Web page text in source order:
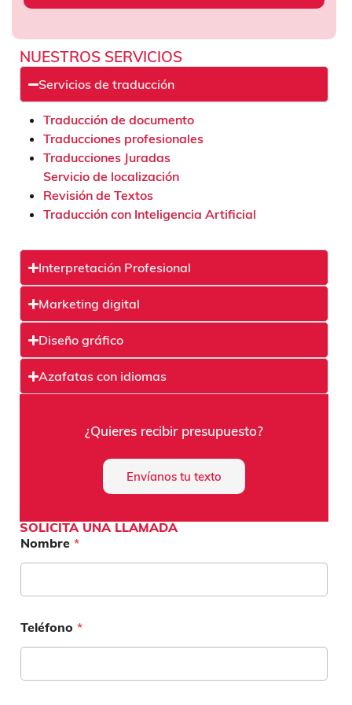
NUESTROS SERVICIOS
Servicios de traducción
Traducción de documento
Traducciones profesionales
Traducciones Juradas
Servicio de localización
Revisión de Textos
Traducción con Inteligencia Artificial
Interpretación Profesional
Marketing digital
Diseño gráfico
Azafatas con idiomas
¿Quieres recibir presupuesto?
Envíanos tu texto
SOLICITA UNA LLAMADA
Nombre *
Teléfono *